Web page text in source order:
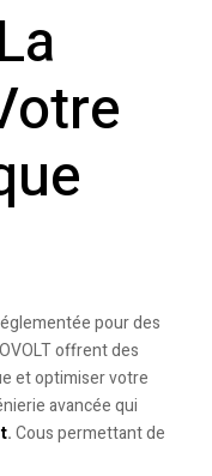
pour des
offrent des
et optimiser votre
avancée qui
.Cous permettant de